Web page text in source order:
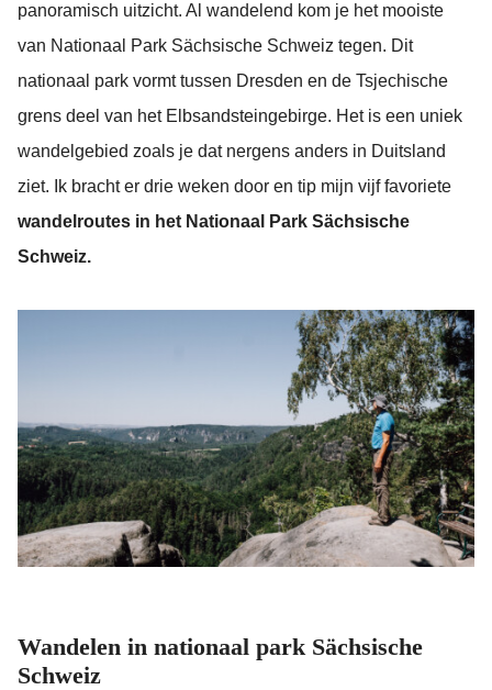
panoramisch uitzicht. Al wandelend kom je het mooiste
van Nationaal Park Sächsische Schweiz tegen. Dit
nationaal park vormt tussen Dresden en de Tsjechische
grens deel van het Elbsandsteingebirge. Het is een uniek
wandelgebied zoals je dat nergens anders in Duitsland
ziet. Ik bracht er drie weken door en tip mijn vijf favoriete
wandelroutes in het Nationaal Park Sächsische
Schweiz.
Wandelen in nationaal park Sächsische
Schweiz